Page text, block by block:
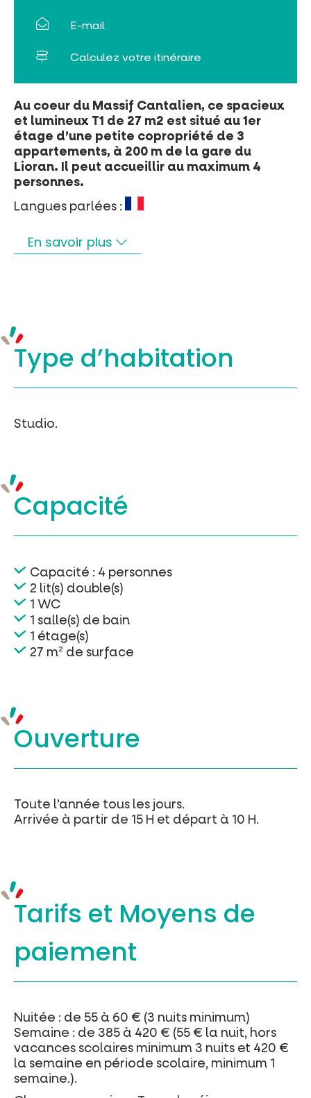
Au coeur du Massif Cantalien, ce spacieux
et lumineux T1 de 27 m2 est situé au 1er
étage d’une petite copropriété de 3
appartements, à 200 m de la gare du
Lioran. Il peut accueillir au maximum 4
personnes.
Langues parlées :
En savoir plus
Type d’habitation
Studio.
Capacité
Capacité : 4 personnes
2 lit(s) double(s)
1 WC
1 salle(s) de bain
1 étage(s)
27 m² de surface
Ouverture
Toute l’année tous les jours.
Arrivée à partir de 15 H et départ à 10 H.
Tarifs et Moyens de
paiement
Nuitée : de 55 à 60 € (3 nuits minimum)
Semaine : de 385 à 420 € (55 € la nuit, hors
vacances scolaires minimum 3 nuits et 420 €
la semaine en période scolaire, minimum 1
semaine.).
E-mail
Calculez votre itinéraire